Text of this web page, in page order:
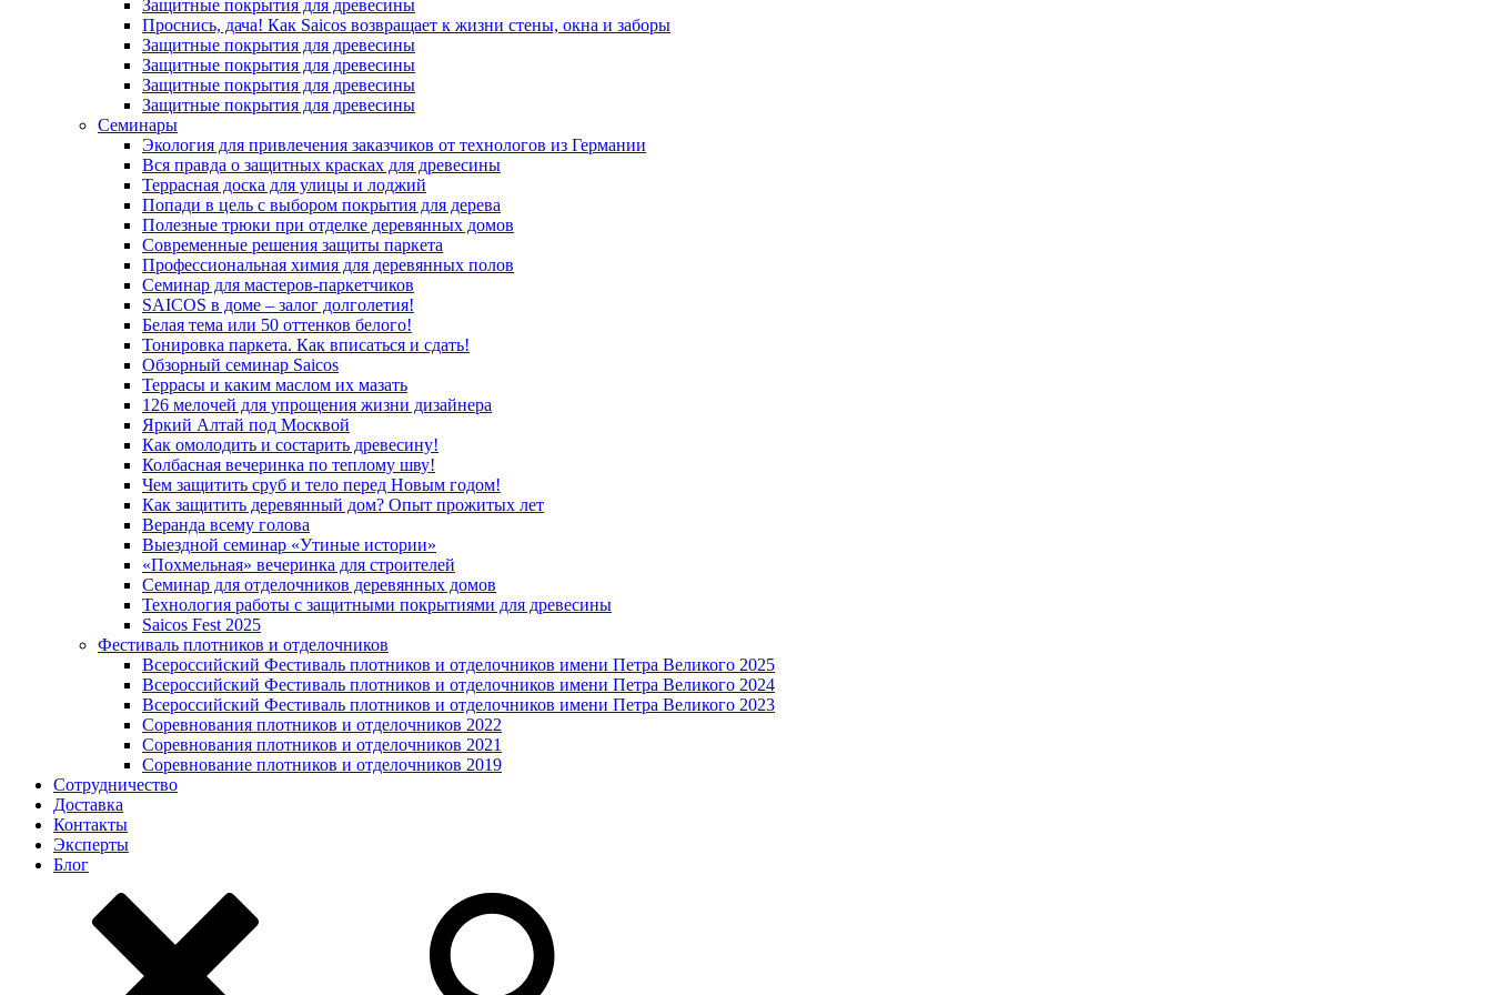
Защитные покрытия для древесины
Проснись, дача! Как Saicos возвращает к жизни стены, окна и заборы
Защитные покрытия для древесины
Защитные покрытия для древесины
Защитные покрытия для древесины
Защитные покрытия для древесины
Семинары
Экология для привлечения заказчиков от технологов из Германии
Вся правда о защитных красках для древесины
Террасная доска для улицы и лоджий
Попади в цель с выбором покрытия для дерева
Полезные трюки при отделке деревянных домов
Современные решения защиты паркета
Профессиональная химия для деревянных полов
Семинар для мастеров-паркетчиков
SAICOS в доме – залог долголетия!
Белая тема или 50 оттенков белого!
Тонировка паркета. Как вписаться и сдать!
Обзорный семинар Saicos
Террасы и каким маслом их мазать
126 мелочей для упрощения жизни дизайнера
Яркий Алтай под Москвой
Как омолодить и состарить древесину!
Колбасная вечеринка по теплому шву!
Чем защитить сруб и тело перед Новым годом!
Как защитить деревянный дом? Опыт прожитых лет
Веранда всему голова
Выездной семинар «Утиные истории»
«Похмельная» вечеринка для строителей
Семинар для отделочников деревянных домов
Технология работы с защитными покрытиями для древесины
Saicos Fest 2025
Фестиваль плотников и отделочников
Всероссийский Фестиваль плотников и отделочников имени Петра Великого 2025
Всероссийский Фестиваль плотников и отделочников имени Петра Великого 2024
Всероссийский Фестиваль плотников и отделочников имени Петра Великого 2023
Соревнования плотников и отделочников 2022
Соревнования плотников и отделочников 2021
Соревнование плотников и отделочников 2019
Сотрудничество
Доставка
Контакты
Эксперты
Блог